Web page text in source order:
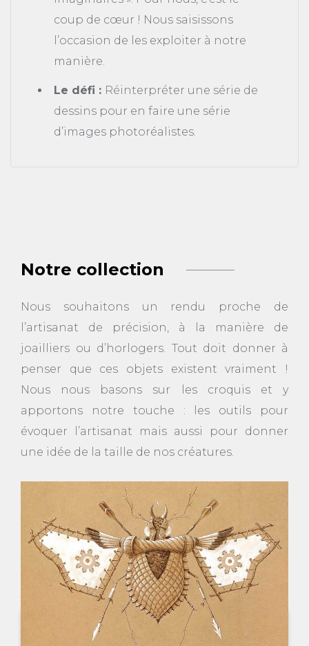
coup de cœur ! Nous saisissons
l’occasion de les exploiter à notre
manière.
Le défi : Réinterpréter une série de
dessins pour en faire une série
d’images photoréalistes.
Notre collection
Nous souhaitons un rendu proche de
l’artisanat de précision, à la manière de
joailliers ou d’horlogers. Tout doit donner à
penser que ces objets existent vraiment !
Nous nous basons sur les croquis et y
apportons notre touche : les outils pour
évoquer l’artisanat mais aussi pour donner
une idée de la taille de nos créatures.